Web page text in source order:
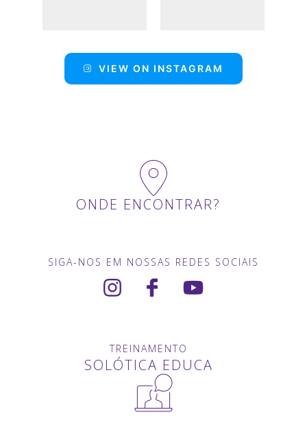
VIEW ON INSTAGRAM
ONDE ENCONTRAR?
SIGA-NOS EM NOSSAS REDES SOCIAIS
TREINAMENTO
SOLÓTICA EDUCA